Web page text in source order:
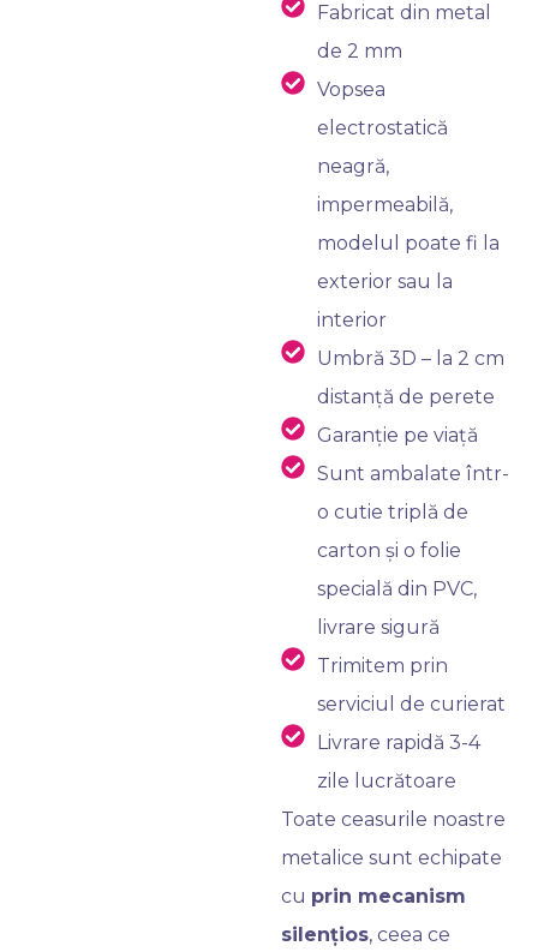
Fabricat din metal
de 2 mm
Vopsea
electrostatică
neagră,
impermeabilă,
modelul poate fi la
exterior sau la
interior
Umbră 3D – la 2 cm
distanță de perete
Garanție pe viață
Sunt ambalate într-
o cutie triplă de
carton și o folie
specială din PVC,
livrare sigură
Trimitem prin
serviciul de curierat
Livrare rapidă 3-4
zile lucrătoare
Toate ceasurile noastre
metalice sunt echipate
cu prin mecanism
silențios, ceea ce